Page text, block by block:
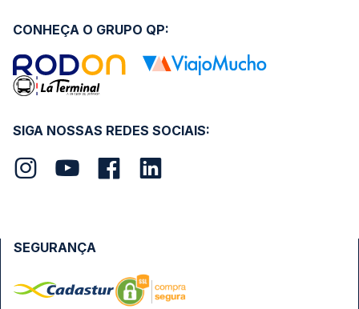
SIGA NOSSAS REDES SOCIAIS:
CONHEÇA O GRUPO QP:
SEGURANÇA